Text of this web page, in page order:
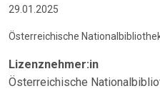
29.01.2025
Österreichische
Lizenznehmer:in
Österreichische